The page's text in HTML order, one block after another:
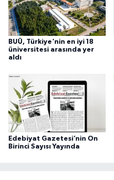
BUÜ, Türkiye'nin en iyi 18
üniversitesi arasında yer
aldı
Edebiyat Gazetesi’nin On
Birinci Sayısı Yayında